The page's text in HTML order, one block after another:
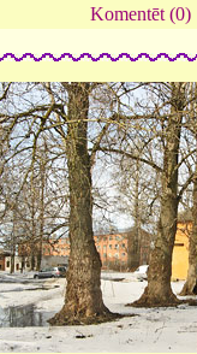
Komentēt (0)